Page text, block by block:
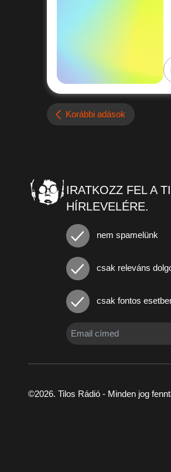
Korábbi adások
IRATKOZZ FEL A
HÍRLEVELÉRE.
nem spamelünk
csak releváns
csak fontos
©2026. Tilos Rádió - Minden jog